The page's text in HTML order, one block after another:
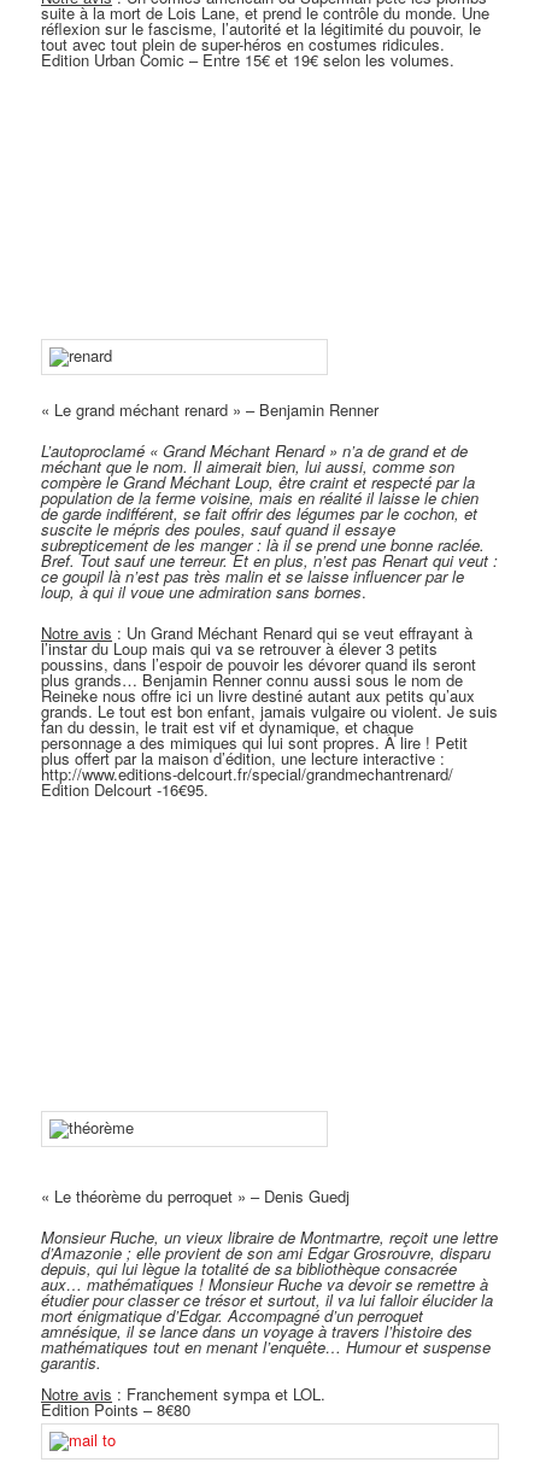
suite à la mort de Lois Lane, et prend le contrôle du monde. Une
réflexion sur le fascisme, l’autorité et la légitimité du pouvoir, le
tout avec tout plein de super-héros en costumes ridicules.
Edition Urban Comic – Entre 15€ et 19€ selon les volumes.
« Le grand méchant renard » – Benjamin Renner
L’autoproclamé « Grand Méchant Renard » n’a de grand et de
méchant que le nom. Il aimerait bien, lui aussi, comme son
compère le Grand Méchant Loup, être craint et respecté par la
population de la ferme voisine, mais en réalité il laisse le chien
de garde indifférent, se fait offrir des légumes par le cochon, et
suscite le mépris des poules, sauf quand il essaye
subrepticement de les manger : là il se prend une bonne raclée.
Bref. Tout sauf une terreur. Et en plus, n’est pas Renart qui veut :
ce goupil là n’est pas très malin et se laisse influencer par le
loup, à qui il voue une admiration sans bornes.
Notre avis : Un Grand Méchant Renard qui se veut effrayant à
l’instar du Loup mais qui va se retrouver à élever 3 petits
poussins, dans l’espoir de pouvoir les dévorer quand ils seront
plus grands… Benjamin Renner connu aussi sous le nom de
Reineke nous offre ici un livre destiné autant aux petits qu’aux
grands. Le tout est bon enfant, jamais vulgaire ou violent. Je suis
fan du dessin, le trait est vif et dynamique, et chaque
personnage a des mimiques qui lui sont propres. À lire ! Petit
plus offert par la maison d’édition, une lecture interactive :
http://www.editions-delcourt.fr/special/grandmechantrenard/
Edition Delcourt -16€95.
« Le théorème du perroquet » – Denis Guedj
Monsieur Ruche, un vieux libraire de Montmartre, reçoit une lettre
d’Amazonie ; elle provient de son ami Edgar Grosrouvre, disparu
depuis, qui lui lègue la totalité de sa bibliothèque consacrée
aux… mathématiques ! Monsieur Ruche va devoir se remettre à
étudier pour classer ce trésor et surtout, il va lui falloir élucider la
mort énigmatique d’Edgar. Accompagné d’un perroquet
amnésique, il se lance dans un voyage à travers l’histoire des
mathématiques tout en menant l’enquête… Humour et suspense
garantis.
Notre avis : Franchement sympa et LOL.
Edition Points – 8€80